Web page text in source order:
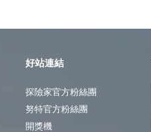
好站連結
探險家官方粉絲團
努特官方粉絲團
開獎機